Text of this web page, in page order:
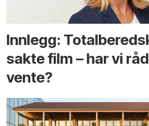
Innlegg:
sakte film – har vi
vente?